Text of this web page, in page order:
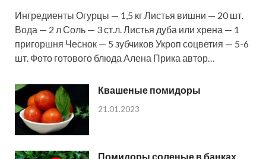
Ингредиенты Огурцы — 1,5 кг Листья вишни — 20 шт.
Вода — 2 л Соль — 3 ст.л. Листья дуба или хрена — 1
пригоршня Чеснок — 5 зубчиков Укроп соцветия — 5-6
шт. Фото готового блюда Алена Прика автор…
Квашеные помидоры
21.01.2023
Помидоры соленые в банках